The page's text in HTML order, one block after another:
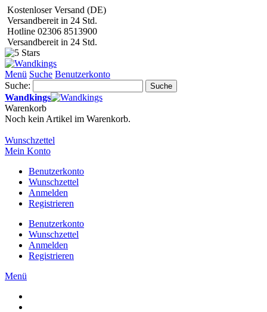
Kostenloser Versand (DE)
Versandbereit in 24 Std.
Hotline 02306 8513900
Versandbereit in 24 Std.
Menü Suche Benutzerkonto
Suche:
Suche
Wandkings
Warenkorb
Noch kein Artikel im Warenkorb.
Wunschzettel
Mein Konto
Benutzerkonto
Wunschzettel
Anmelden
Registrieren
Benutzerkonto
Wunschzettel
Anmelden
Registrieren
Menü